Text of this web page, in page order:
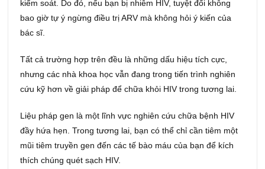
kiểm soát. Do đó, nếu bạn bị nhiễm HIV, tuyệt đối không
bao giờ tự ý ngừng điều trị ARV mà không hỏi ý kiến của
bác sĩ.
Tất cả trường hợp trên đều là những dấu hiệu tích cực,
nhưng các nhà khoa học vẫn đang trong tiến trình nghiên
cứu kỹ hơn về giải pháp để chữa khỏi HIV trong tương lai.
Liệu pháp gen là một lĩnh vực nghiên cứu chữa bệnh HIV
đầy hứa hẹn. Trong tương lai, bạn có thể chỉ cần tiêm một
mũi tiêm truyền gen đến các tế bào máu của bạn để kích
thích chúng quét sạch HIV.